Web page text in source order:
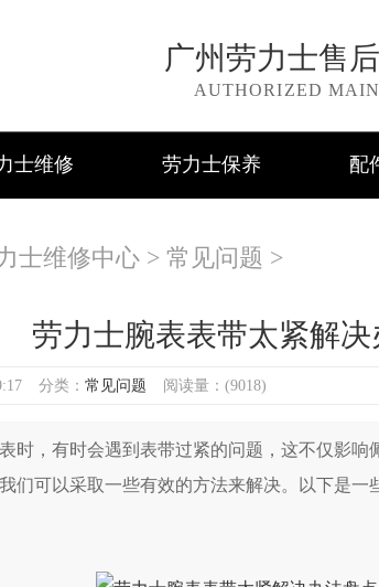
广州劳力士售
AUTHORIZED
士维修 劳力士保养 配
士维修中心 > 常见问题 >
劳力士腕表表带太紧解决
分类： 常见问题 阅读量：(9018)
，有时会遇到表带过紧的问题，这不仅影响
们可以采取一些有效的方法来解决。以下是一